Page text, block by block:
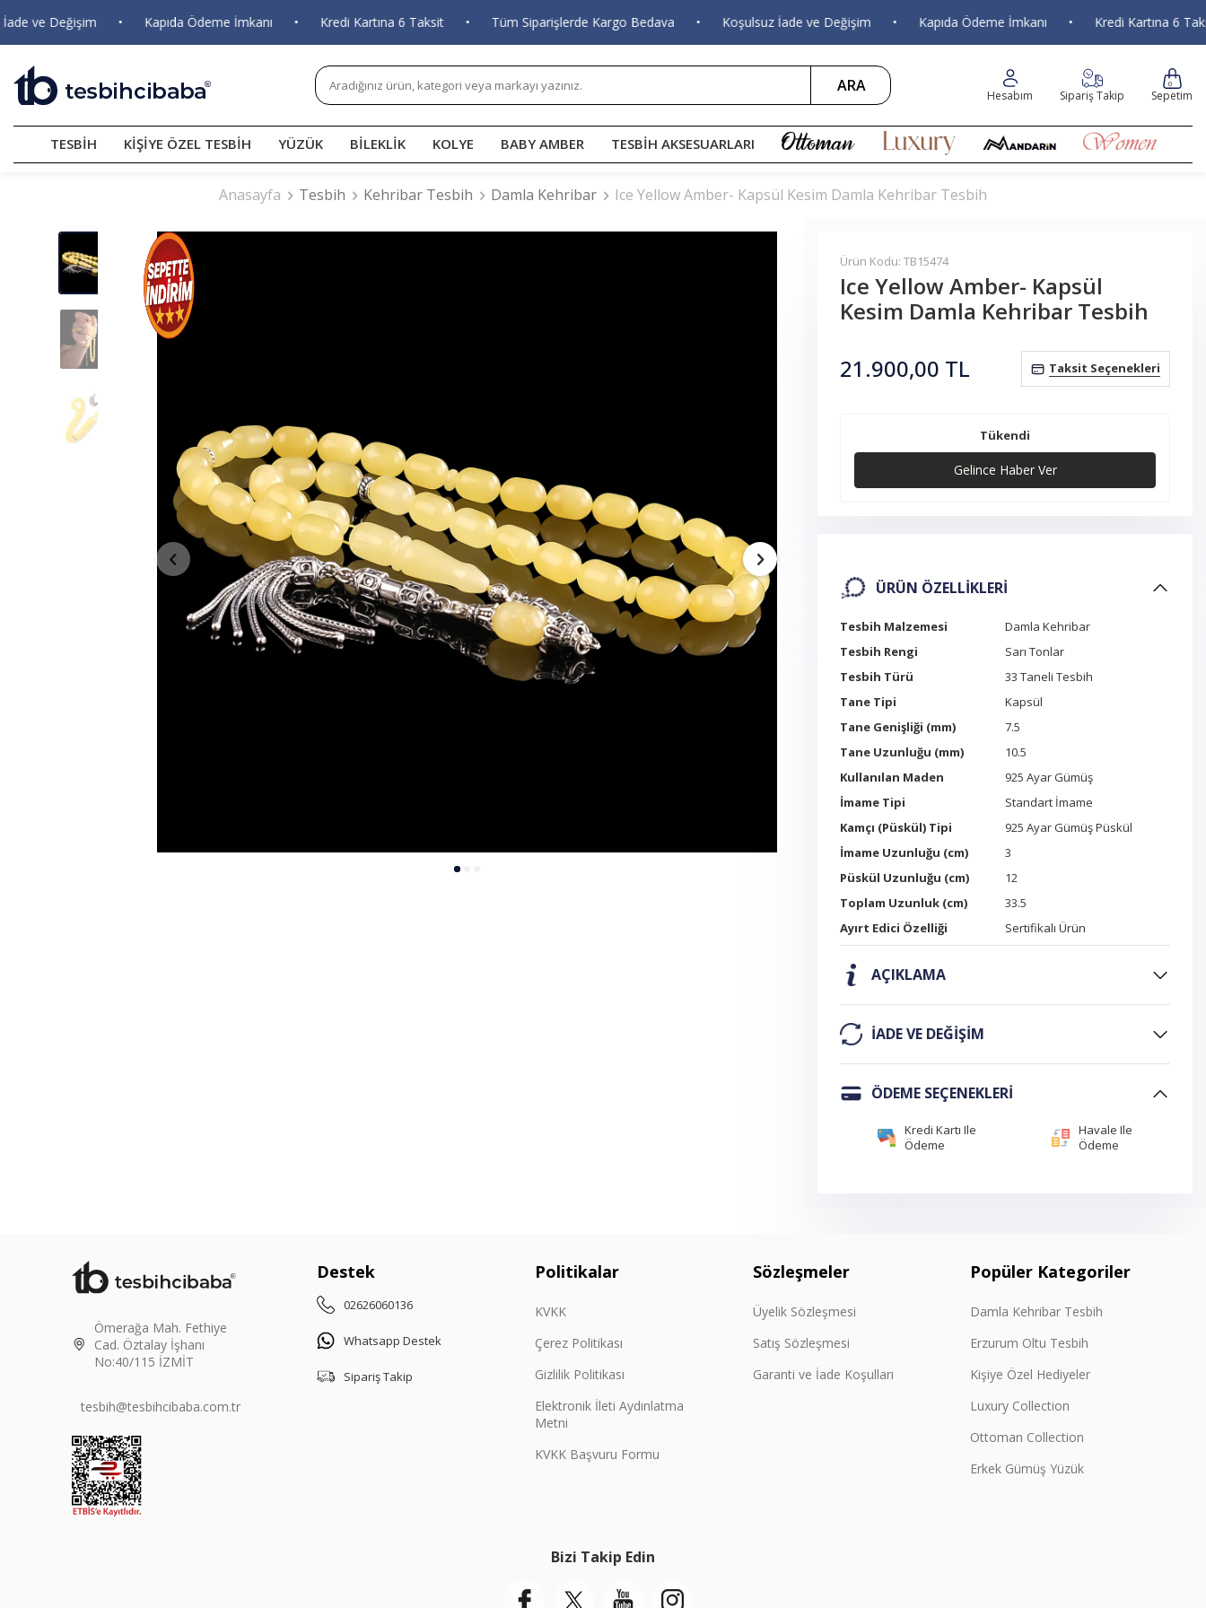
Değişim • Kapıda Ödeme İmkanı • Kredi Kartına 6 Taksit • Tüm Siparişlerde Kargo Bedava • Koşulsuz İade ve Değişim • Kapıda Ödeme İmkanı • Kredi Kartına 6 Taksit
ARA
Hesabım Sipariş Takip
0
Sepetim
TESBİH KİŞİYE ÖZEL TESBİH YÜZÜK BİLEKLİK KOLYE BABY AMBER TESBİH AKSESUARLARI
Anasayfa Tesbih Kehribar Tesbih Damla Kehribar Ice Yellow Amber- Kapsül Kesim Damla Kehribar Tesbih
Ürün Kodu: TB15474
Ice Yellow Amber- Kapsül
Kesim Damla Kehribar Tesbih
21.900,00 TL Taksit Seçenekleri
Tükendi
Gelince Haber Ver
ÜRÜN ÖZELLIKLERI
Tesbih Malzemesi
Damla Kehribar
Tesbih Rengi
Sarı Tonlar
Tesbih Türü
33 Taneli Tesbih
Tane Tipi
Kapsül
Tane Genişliği (mm)
7.5
Tane Uzunluğu (mm)
10.5
Kullanılan Maden
925 Ayar Gümüş
İmame Tipi
Standart İmame
Kamçı (Püskül) Tipi
925 Ayar Gümüş Püskül
İmame Uzunluğu (cm)
3
Püskül Uzunluğu (cm)
12
Toplam Uzunluk (cm)
33.5
Ayırt Edici Özelliği
Sertifikalı Ürün
AÇIKLAMA
IADE VE DEĞIŞIM
ÖDEME SEÇENEKLERI
Kredi Kartı Ile
Ödeme
Havale Ile
Ödeme
Ömerağa Mah. Fethiye
Cad. Öztalay İşhanı
No:40/115 İZMİT
tesbih@tesbihcibaba.com.tr
Destek
02626060136
Whatsapp Destek
Sipariş Takip
Politikalar
KVKK
Çerez Politikası
Gizlilik Politikası
Elektronik İleti Aydınlatma
Metni
KVKK Başvuru Formu
Sözleşmeler
Üyelik Sözleşmesi
Satış Sözleşmesi
Garanti ve İade Koşulları
Popüler Kategoriler
Damla Kehribar Tesbih
Erzurum Oltu Tesbih
Kişiye Özel Hediyeler
Luxury Collection
Ottoman Collection
Erkek Gümüş Yüzük
Bizi Takip Edin